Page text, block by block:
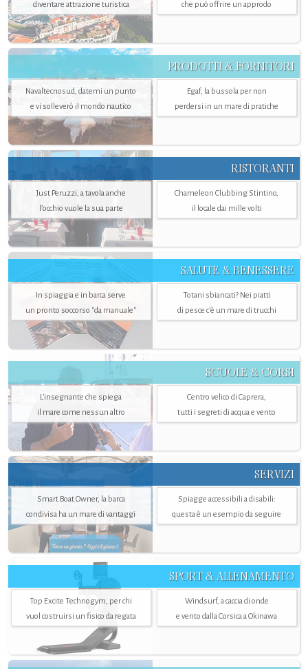
diventare attrazione turistica che può offrire un approdo
PRODOTTI & FORNITORI
Navaltecnosud, datemi un punto
e vi solleverò il mondo nautico
Egaf, la bussola per non
perdersi in un mare di pratiche
RISTORANTI
Just Peruzzi, a tavola anche
l’occhio vuole la sua parte
Chameleon Clubbing Stintino,
il locale dai mille volti
SALUTE & BENESSERE
In spiaggia e in barca serve
un pronto soccorso "da manuale"
Totani sbiancati? Nei piatti
di pesce c'è un mare di trucchi
SCUOLE & CORSI
L'insegnante che spiega
il mare come nessun altro
Centro velico di Caprera,
tutti i segreti di acqua e vento
SERVIZI
Smart Boat Owner, la barca
condivisa ha un mare di vantaggi
Spiagge accessibili a disabili:
questa è un esempio da seguire
SPORT & ALLENAMENTO
Top Excite Technogym, per chi
vuol costruirsi un fisico da regata
Windsurf, a caccia di onde
e vento dalla Corsica a Okinawa